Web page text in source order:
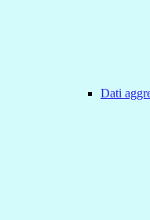
Dati